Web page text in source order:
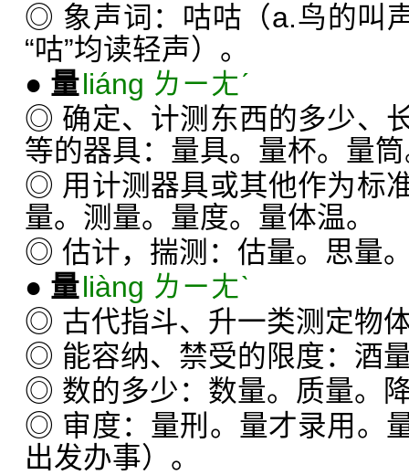
◎ 象声词：咕咕（a.鸟的叫
“咕”均读轻声）。
● 量liáng ㄌㄧㄤˊ
◎ 确定、计测东西的多少、
等的器具：量具。量杯。量
◎ 用计测器具或其他作为标
量。测量。量度。量体温。
◎ 估计，揣测：估量。思量
● 量liàng ㄌㄧㄤˋ
◎ 古代指斗、升一类测定物
◎ 能容纳、禁受的限度：酒
◎ 数的多少：数量。质量。
◎ 审度：量刑。量才录用。
出发办事）。